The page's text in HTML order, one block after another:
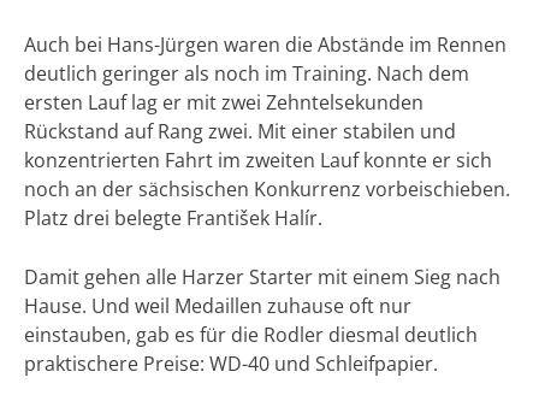
Auch bei Hans-Jürgen waren die Abstände im Rennen
deutlich geringer als noch im Training. Nach dem
ersten Lauf lag er mit zwei Zehntelsekunden
Rückstand auf Rang zwei. Mit einer stabilen und
konzentrierten Fahrt im zweiten Lauf konnte er sich
noch an der sächsischen Konkurrenz vorbeischieben.
Platz drei belegte František Halír.
Damit gehen alle Harzer Starter mit einem Sieg nach
Hause. Und weil Medaillen zuhause oft nur
einstauben, gab es für die Rodler diesmal deutlich
praktischere Preise: WD-40 und Schleifpapier.